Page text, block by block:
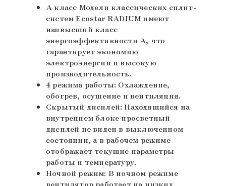
А класс Модели классических сплит-
систем Ecostar RADIUM имеют
наивысший класс
энергоэффективности А, что
гарантирует экономию
электроэнергии и высокую
производительность.
4 режима работы: Охлаждение,
обогрев, осушение и вентиляция.
Скрытый дисплей: Находящийся на
внутреннем блоке просветный
дисплей не виден в выключенном
состоянии, а в рабочем режиме
отображает текущие параметры
работы и температуру.
Ночной режим: В ночном режиме
вентилятор работает на низких